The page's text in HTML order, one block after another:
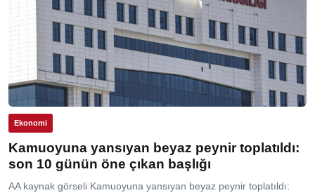
Ekonomi
Kamuoyuna yansıyan beyaz peynir toplatıldı:
son 10 günün öne çıkan başlığı
AA kaynak görseli Kamuoyuna yansıyan beyaz peynir toplatıldı: